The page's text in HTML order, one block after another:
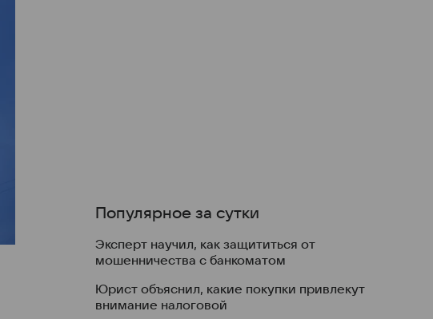
Популярное за сутки
Эксперт научил, как защититься от
мошенничества с банкоматом
Юрист объяснил, какие покупки привлекут
внимание налоговой